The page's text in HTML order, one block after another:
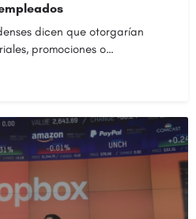
dicen que otorgarían
promociones o…